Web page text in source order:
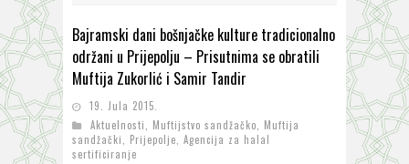
Mešihat IZ-e u Srbiji i CHR Hajrat donirali obuću i odjeću za džemat u Kragujevcu
Delegacija IZ-e na godišnjici bitke kod Petrovaradina
Bajramski dani bošnjačke kulture tradicionalno
održani u Prijepolju – Prisutnima se obratili
Muftija Zukorlić i Samir Tandir
19. Jula 2015.
Aktuelnosti
Muftijstvo sandžačko
Muftija
sandžački
Prijepolje Agencija za halal
sertificiranje